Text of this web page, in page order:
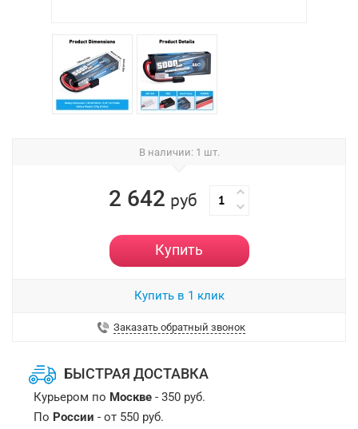
В наличии: 1 шт.
2 642 руб
Купить
Купить в 1 клик
Заказать обратный звонок
БЫСТРАЯ ДОСТАВКА
Курьером по Москве- 350 руб.
По России - от 550 руб.